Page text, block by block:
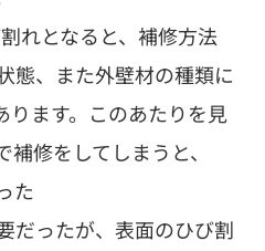
れとなると、補修方法
態、また外壁材の種類に
ります。このあたりを見
修をしてしまうと、
た
だったが、表面のひび割